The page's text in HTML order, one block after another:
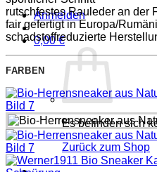
Anmelden
0,00€
Es befinden sich
Zurück zum Shop
rutschfestes Rauleder an der
fair gefertigt in Europa/
schadstoffreduzierte
FARBEN